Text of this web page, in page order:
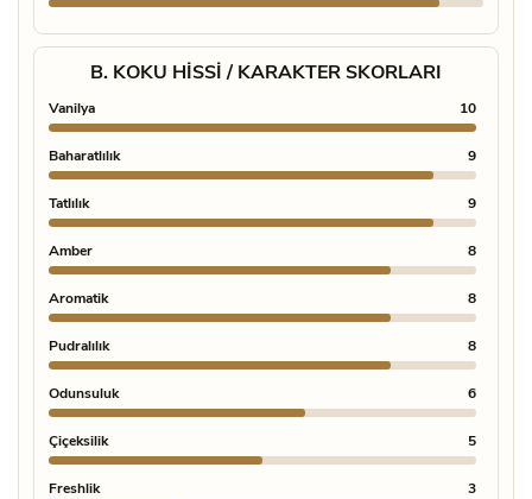
B. KOKU HISSI / KARAKTER SKORLARI
Vanilya 10
Baharatlılık 9
Tatlılık 9
Amber 8
Aromatik 8
Pudralılık 8
Odunsuluk 6
Çiçeksilik 5
Freshlik 3